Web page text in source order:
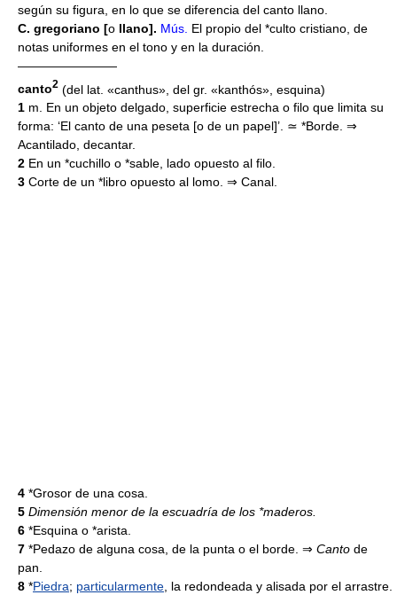
según su figura, en lo que se diferencia del canto llano.
C. gregoriano [o llano]. Mús. El propio del *culto cristiano, de
notas uniformes en el tono y en la duración.
————————
canto2 (del lat. «canthus», del gr. «kanthós», esquina)
1 m. En un objeto delgado, superficie estrecha o filo que limita su
forma: ‘El canto de una peseta [o de un papel]’. ≃ *Borde. ⇒
Acantilado, decantar.
2 En un *cuchillo o *sable, lado opuesto al filo.
3 Corte de un *libro opuesto al lomo. ⇒ Canal.
4 *Grosor de una cosa.
5 Dimensión menor de la escuadría de los *maderos.
6 *Esquina o *arista.
7 *Pedazo de alguna cosa, de la punta o el borde. ⇒ Canto de
pan.
8 *Piedra; particularmente, la redondeada y alisada por el arrastre.